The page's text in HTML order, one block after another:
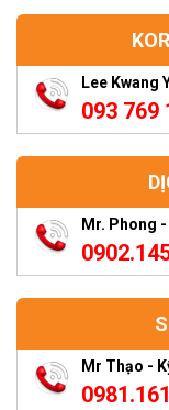
Lee Kwang
093 769
Mr. Phong
Mr Thạo -